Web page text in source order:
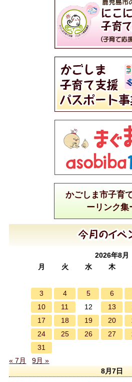
かごしま市子育
ーリンク集
2026年8月
月
火 水 木
3
4 5 6
10
11 12 13
17
18 19 20
24
25 26 27
31
« 7月
9月 »
8月7日